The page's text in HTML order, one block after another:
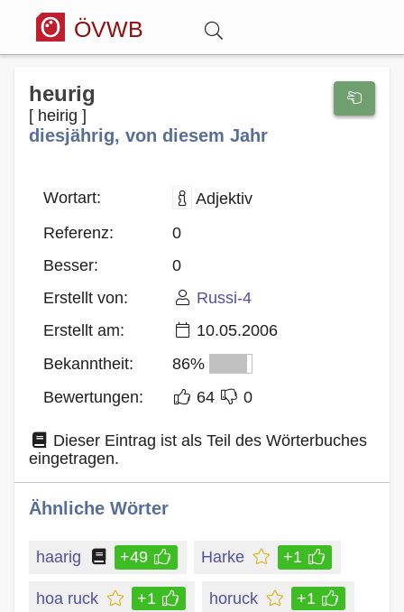
ÖVWB
Anmelden
Wörterbuch
Hitparade
Blog
heurig
[ heirig ]
diesjährig, von diesem Jahr
Wortart:
Adjektiv
Referenz:
0
Besser:
0
Erstellt von:
Russi-4
Erstellt am:
10.05.2006
Bekanntheit:
86%
Bewertungen:
64 0
Dieser Eintrag ist als Teil des Wörterbuches
eingetragen.
Ähnliche Wörter
haarig +49 Harke +1
hoa ruck +1 horuck +1